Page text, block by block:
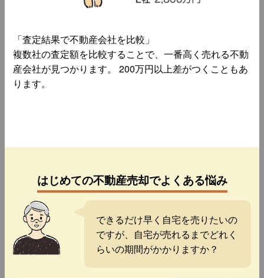
「査定結果で不動産会社を比較」
複数社の査定額を比較することで、一番高く売れる不動
産会社が見つかります。 200万円以上差がつくこともあ
ります。
はじめての不動産売却でよくある悩み
できるだけ早く自宅を売りたいの
ですが、自宅が売れるまでどれく
らいの期間がかかりますか？